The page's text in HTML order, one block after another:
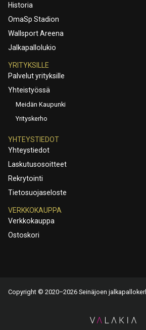
Historia
OmaSp Stadion
Wallsport Areena
Jalkapallolukio
YRITYKSILLE
Palvelut yrityksille
Yhteistyössä
Meidän Kaupunki
Yrityskerho
YHTEYSTIEDOT
Yhteystiedot
Laskutusosoitteet
Rekrytointi
Tietosuojaseloste
VERKKOKAUPPA
Verkkokauppa
Ostoskori
Copyright © 2020–2026 Seinäjoen